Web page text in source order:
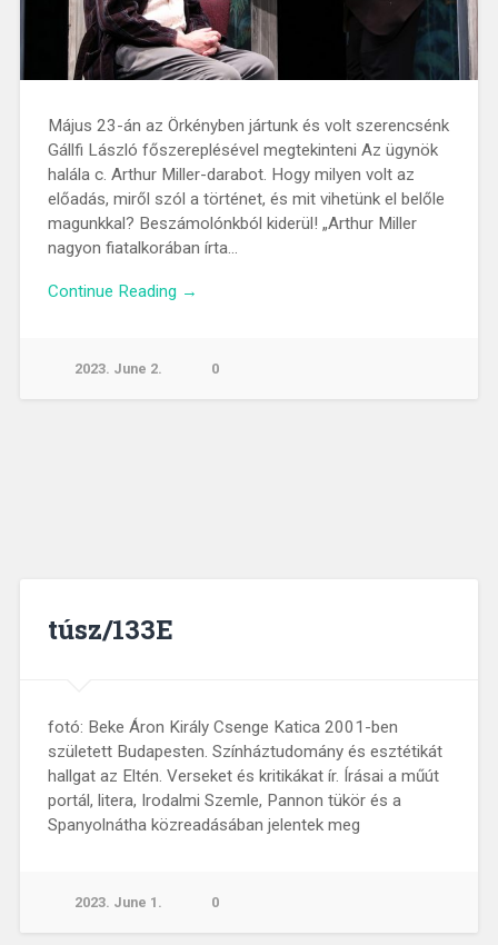
Május 23-án az Örkényben jártunk és volt szerencsénk
Gállfi László főszereplésével megtekinteni Az ügynök
halála c. Arthur Miller-darabot. Hogy milyen volt az
előadás, miről szól a történet, és mit vihetünk el belőle
magunkkal? Beszámolónkból kiderül! „Arthur Miller
nagyon fiatalkorában írta…
Continue Reading →
2023. June 2. 0
túsz/133E
fotó: Beke Áron Király Csenge Katica 2001-ben
született Budapesten. Színháztudomány és esztétikát
hallgat az Eltén. Verseket és kritikákat ír. Írásai a műút
portál, litera, Irodalmi Szemle, Pannon tükör és a
Spanyolnátha közreadásában jelentek meg
2023. June 1. 0